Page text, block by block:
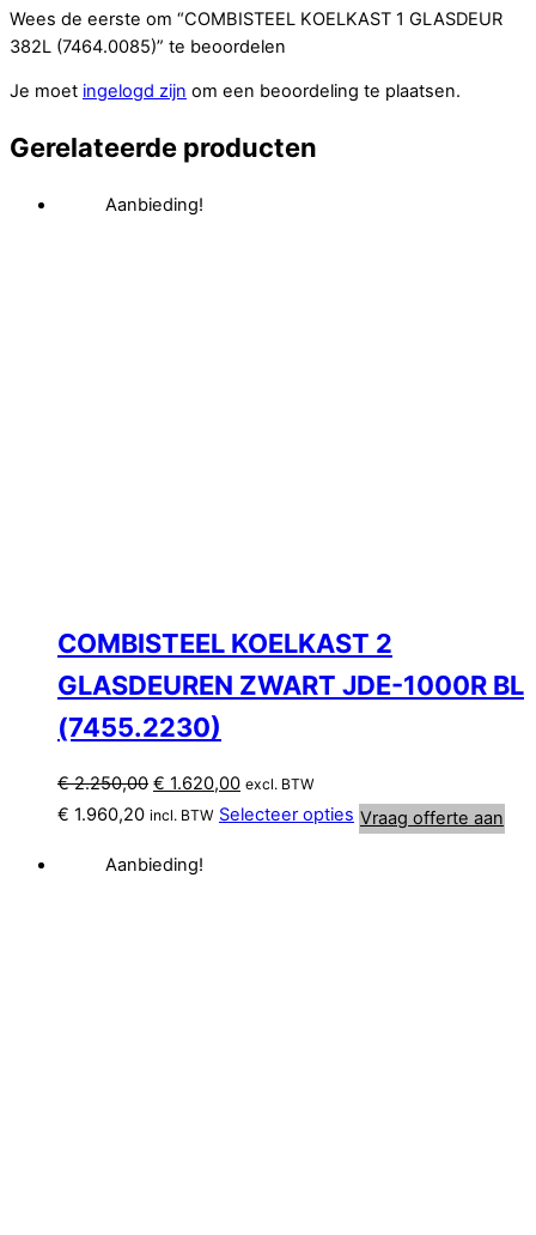
Wees de eerste om “COMBISTEEL KOELKAST 1 GLASDEUR
382L (7464.0085)” te beoordelen
Je moet ingelogd zijn om een beoordeling te plaatsen.
Gerelateerde producten
Aanbieding!
COMBISTEEL KOELKAST 2
GLASDEUREN ZWART JDE-1000R BL
(7455.2230)
€2.250,00 Oorspronkelijke
prijs
€ 2.250,00.
€ 1.620,00Huidige
prijs
excl. BTW
€ 1.960,20 incl. BTW Selecteer opties Vraag offerte aan
Aanbieding!